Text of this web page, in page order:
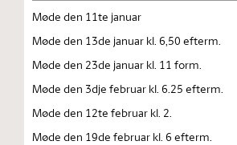
Møde den 11te januar
Møde den 13de januar kl. 6,50 efterm.
Møde den 23de januar kl. 11 form.
Møde den 3dje februar kl. 6.25 efterm.
Møde den 12te februar kl. 2.
Møde den 19de februar kl. 6 efterm.